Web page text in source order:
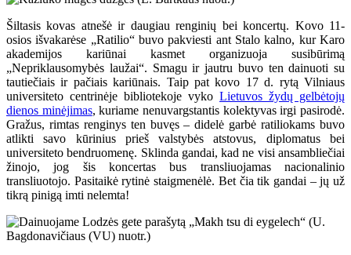
Šiltasis kovas atnešė ir daugiau renginių bei koncertų. Kovo 11-
osios išvakarėse „Ratilio“ buvo pakviesti ant Stalo kalno, kur Karo
akademijos kariūnai kasmet organizuoja susibūrimą
„Nepriklausomybės laužai“. Smagu ir jautru buvo ten dainuoti su
tautiečiais ir pačiais kariūnais. Taip pat kovo 17 d. rytą Vilniaus
universiteto centrinėje bibliotekoje vyko Lietuvos žydų gelbėtojų
dienos minėjimas, kuriame nenuvargstantis kolektyvas irgi pasirodė.
Gražus, rimtas renginys ten buvęs – didelė garbė ratiliokams buvo
atlikti savo kūrinius prieš valstybės atstovus, diplomatus bei
universiteto bendruomenę. Sklinda gandai, kad ne visi ansambliečiai
žinojo, jog šis koncertas bus transliuojamas nacionalinio
transliuotojo. Pasitaikė rytinė staigmenėlė. Bet čia tik gandai – jų už
tikrą pinigą imti nelemta!